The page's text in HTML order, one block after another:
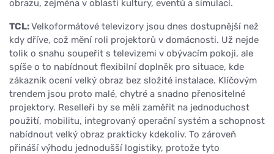
obrazu, zejména v oblasti kultury, eventů a simulací.
TCL:Velkoformátové televizory jsou dnes dostupnější než
kdy dříve, což mění roli projektorů v domácnosti. Už nejde
tolik o snahu soupeřit s televizemi v obývacím pokoji, ale
spíše o to nabídnout flexibilní doplněk pro situace, kde
zákazník ocení velký obraz bez složité instalace. Klíčovým
trendem jsou proto malé, chytré a snadno přenositelné
projektory. Reselleři by se měli zaměřit na jednoduchost
použití, mobilitu, integrovaný operační systém a schopnost
nabídnout velký obraz prakticky kdekoliv. To zároveň
přináší výhodu jednodušší logistiky, protože tyto